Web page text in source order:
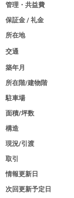
管理・共益費
保証金 / 礼金
所在地
交通
築年月
所在階/建物階
駐車場
面積/坪数
構造
現況/引渡
取引
情報更新日
次回更新予定日